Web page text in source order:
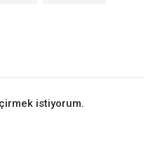
istiyorum.